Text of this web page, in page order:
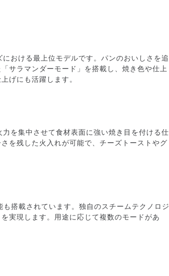
おける最上位モデルです。パンのおいしさを追
サラマンダーモード」を搭載し、焼き色や仕上
げにも活躍します。
を集中させて食材表面に強い焼き目を付ける仕
を残した火入れが可能で、チーズトーストやグ
搭載されています。独自のスチームテクノロジ
実現します。用途に応じて複数のモードがあ